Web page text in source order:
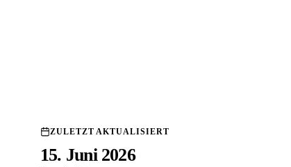
ZULETZT AKTUALISIERT
15. Juni 2026